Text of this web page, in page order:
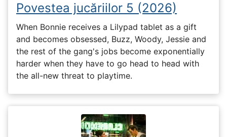
Povestea jucăriilor 5 (2026)
When Bonnie receives a Lilypad tablet as a gift
and becomes obsessed, Buzz, Woody, Jessie and
the rest of the gang's jobs become exponentially
harder when they have to go head to head with
the all-new threat to playtime.